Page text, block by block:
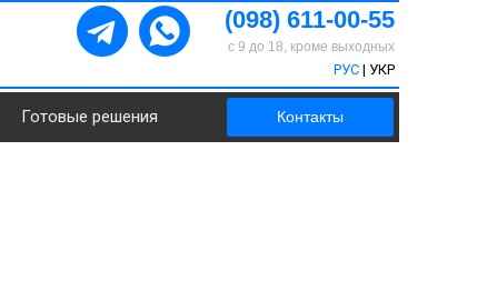
с 9 до 18, кроме выходных
(098) 611-00-55
РУС | УКР
Готовые решения Контакты